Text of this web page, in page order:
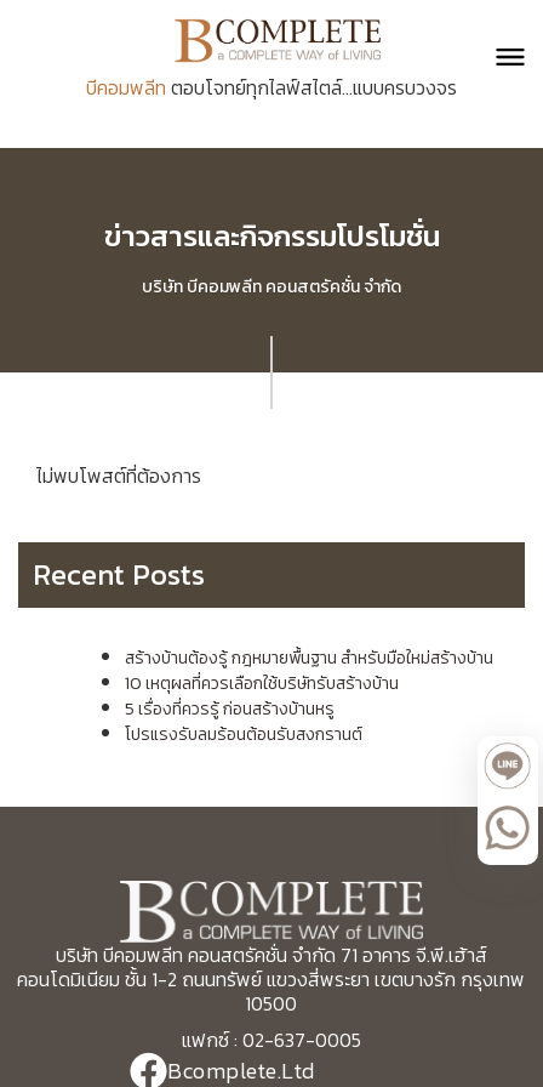
บีคอมพลีท ตอบโจทย์ทุกไลฟ์สไตล์...แบบครบวงจร
ข่าวสารและกิจกรรมโปรโมชั่น
บริษัท บีคอมพลีท คอนสตรัคชั่น จำกัด
ไม่พบโพสต์ที่ต้องการ
Recent Posts
สร้างบ้านต้องรู้ กฎหมายพื้นฐาน สำหรับมือใหม่สร้างบ้าน
10 เหตุผลที่ควรเลือกใช้บริษัทรับสร้างบ้าน
5 เรื่องที่ควรรู้ ก่อนสร้างบ้านหรู
โปรแรงรับลมร้อนต้อนรับสงกรานต์
บริษัท บีคอมพลีท คอนสตรัคชั่น จำกัด 71 อาคาร จี.พี.เฮ้าส์
คอนโดมิเนียม ชั้น 1-2 ถนนทรัพย์ แขวงสี่พระยา เขตบางรัก กรุงเทพ
10500
แฟกซ์ : 02-637-0005
Bcomplete.Ltd